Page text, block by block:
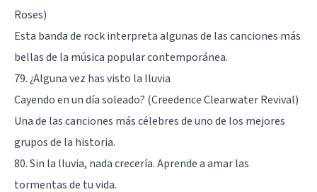
Roses)
Esta banda de rock interpreta algunas de las canciones más
bellas de la música popular contemporánea.
79. ¿Alguna vez has visto la lluvia
Cayendo en un día soleado? (Creedence Clearwater Revival)
Una de las canciones más célebres de uno de los mejores
grupos de la historia.
80. Sin la lluvia, nada crecería. Aprende a amar las
tormentas de tu vida.